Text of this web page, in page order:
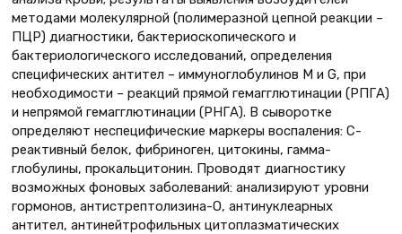
методами молекулярной (полимеразной цепной реакции –
ПЦР) диагностики, бактериоскопического и
бактериологического исследований, определения
специфических антител – иммуноглобулинов M и G, при
необходимости – реакций прямой гемагглютинации (РПГА)
и непрямой гемагглютинации (РНГА). В сыворотке
определяют неспецифические маркеры воспаления: С-
реактивный белок, фибриноген, цитокины, гамма-
глобулины, прокальцитонин. Проводят диагностику
возможных фоновых заболеваний: анализируют уровни
гормонов, антистрептолизина-О, антинуклеарных
антител, антинейтрофильных цитоплазматических